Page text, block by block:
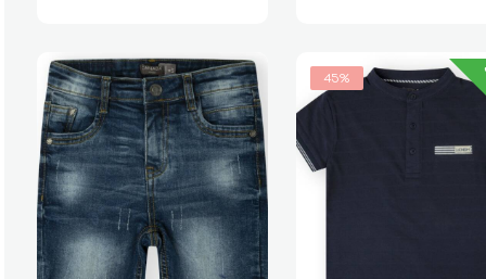
επιλεγούν
στη
σελίδα
του
προϊόντος
επιλεγούν
στη
σελίδα
προϊόντος
45%